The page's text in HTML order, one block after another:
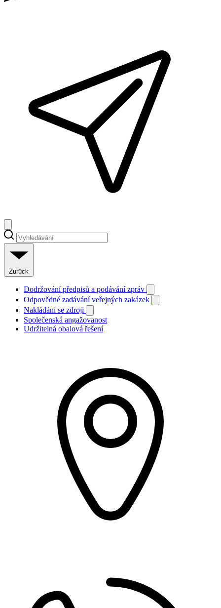
Zurück
Dodržování předpisů a podávání zpráv
Odpovědné zadávání veřejných zakázek
Nakládání se zdroji
Společenská angažovanost
Udržitelná obalová řešení